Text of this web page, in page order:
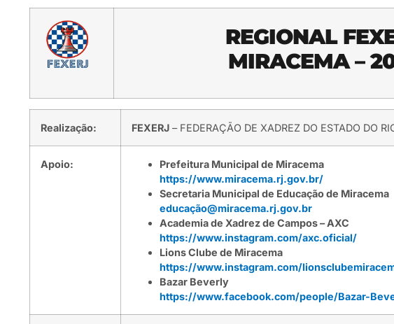
REGIONAL
MIRACEMA –
Realização: FEXERJ – FEDERAÇÃO DE XADREZ DO ESTADO DO
Apoio:
Prefeitura Municipal de Miracema
https://www.miracema.rj.gov.br/
Secretaria Municipal de Educação de Miracema
educação@miracema.rj.gov.br
Academia de Xadrez de Campos – AXC
https://www.instagram.com/axc.oficial/
Lions Clube de Miracema
https://www.instagram.com/
Bazar Beverly
https://www.facebook.com/people/Bazar-